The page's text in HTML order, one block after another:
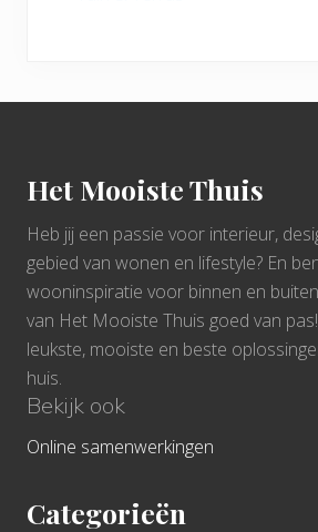
Het Mooiste Thuis
Heb jij een passie voor interieur,
gebied van wonen en lifestyle? En
wooninspiratie voor binnen en
van Het Mooiste Thuis goed van
leukste, mooiste en beste
huis.
Bekijk ook
Online samenwerkingen
Categorieën